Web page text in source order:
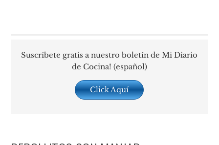
Suscríbete gratis a nuestro boletín de Mi Diario
de Cocina! (español)
Click Aquí